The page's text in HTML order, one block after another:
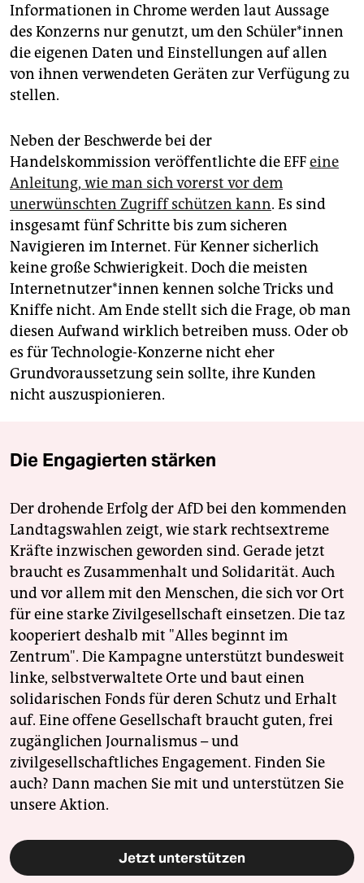
Informationen in Chrome werden laut Aussage
des Konzerns nur genutzt, um den Schüler*innen
die eigenen Daten und Einstellungen auf allen
von ihnen verwendeten Geräten zur Verfügung zu
stellen.
Neben der Beschwerde bei der
Handelskommission veröffentlichte die EFFeine
Anleitung, wie man sich vorerst vor dem
unerwünschten Zugriff schützen kann. Es sind
insgesamt fünf Schritte bis zum sicheren
Navigieren im Internet. Für Kenner sicherlich
keine große Schwierigkeit. Doch die meisten
Internetnutzer*innen kennen solche Tricks und
Kniffe nicht. Am Ende stellt sich die Frage, ob man
diesen Aufwand wirklich betreiben muss. Oder ob
es für Technologie-Konzerne nicht eher
Grundvoraussetzung sein sollte, ihre Kunden
nicht auszuspionieren.
Die Engagierten stärken
Der drohende Erfolg der AfD bei den kommenden
Landtagswahlen zeigt, wie stark rechtsextreme
Kräfte inzwischen geworden sind. Gerade jetzt
braucht es Zusammenhalt und Solidarität. Auch
und vor allem mit den Menschen, die sich vor Ort
für eine starke Zivilgesellschaft einsetzen. Die taz
kooperiert deshalb mit "Alles beginnt im
Zentrum". Die Kampagne unterstützt bundesweit
linke, selbstverwaltete Orte und baut einen
solidarischen Fonds für deren Schutz und Erhalt
auf. Eine offene Gesellschaft braucht guten, frei
zugänglichen Journalismus – und
zivilgesellschaftliches Engagement. Finden Sie
auch? Dann machen Sie mit und unterstützen Sie
unsere Aktion.
Jetzt unterstützen